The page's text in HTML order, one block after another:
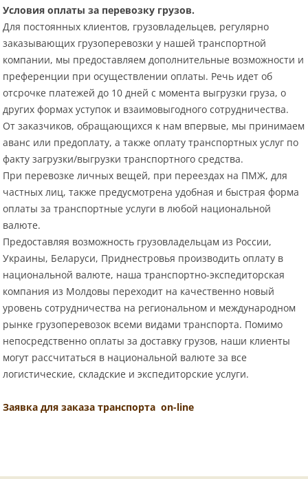
Условия оплаты за перевозку грузов.
Для постоянных клиентов, грузовладельцев, регулярно
заказывающих грузоперевозки у нашей транспортной
компании, мы предоставляем дополнительные возможности и
преференции при осуществлении оплаты. Речь идет об
отсрочке платежей до 10 дней с момента выгрузки груза, о
других формах уступок и взаимовыгодного сотрудничества.
От заказчиков, обращающихся к нам впервые, мы принимаем
аванс или предоплату, а также оплату транспортных услуг по
факту загрузки/выгрузки транспортного средства.
При перевозке личных вещей, при переездах на ПМЖ, для
частных лиц, также предусмотрена удобная и быстрая форма
оплаты за транспортные услуги в любой национальной
валюте.
Предоставляя возможность грузовладельцам из России,
Украины, Беларуси, Приднестровья производить оплату в
национальной валюте, наша транспортно-экспедиторская
компания из Молдовы переходит на качественно новый
уровень сотрудничества на региональном и международном
рынке грузоперевозок всеми видами транспорта. Помимо
непосредственно оплаты за доставку грузов, наши клиенты
могут рассчитаться в национальной валюте за все
логистические, складские и экспедиторские услуги.
Заявка для заказа транспорта on-line